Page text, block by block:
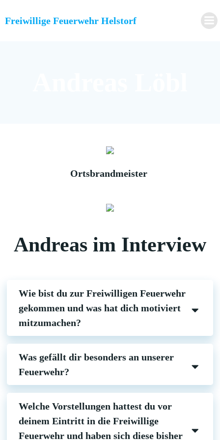
Inhalt
Freiwillige Feuerwehr Helstorf
Ortsbrandmeister
Andreas im Interview
Wie bist du zur Freiwilligen Feuerwehr
gekommen und was hat dich motiviert
mitzumachen?
Was gefällt dir besonders an unserer
Feuerwehr?
Welche Vorstellungen hattest du vor
deinem Eintritt in die Freiwillige
Feuerwehr und haben sich diese bisher